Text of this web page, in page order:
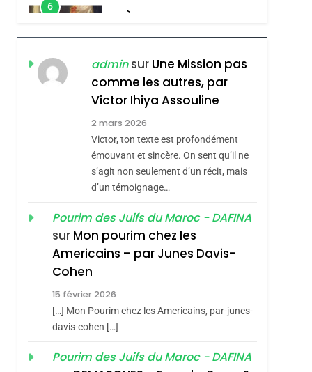
6
FIÈRE, DIGNE ET
RÉSILIENTE :
POURQUOI JE
REVENDIQUE MA
JUDAÏTE Par Thérèse
Zrihen-Dvir
ISRAÉL JUDAISME
CE QUI NOUS
MANQUE – Jacques
Hadida
JUDAISME
Maroc : Les Amandes
De Tafraout, Le Miel
De Tadla Azilal
Consacrés Produits
Du Terroir
DAFINA MAROC
Oeil Ravageur –
2
Dis Guerre»: La
adminsur Une Mission pas
comme les autres, par
Victor Ihiya Assouline
2 mars 2026
Victor, ton texte est profondément
émouvant et sincère. On sent qu’il ne
s’agit non seulement d’un récit, mais
d’un témoignage…
Pourim des Juifs du Maroc - DAFINA
sur Mon pourim chez les
Americains – par Junes Davis-
Cohen
15 février 2026
[…] Mon Pourim chez les Americains, par-junes-
davis-cohen […]
Pourim des Juifs du Maroc - DAFINA
Zrihen-